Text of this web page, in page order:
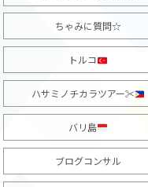
ちゃみに質問☆
トルコ
ハサミノチカラツアー✂︎
バリ島
ブログコンサル